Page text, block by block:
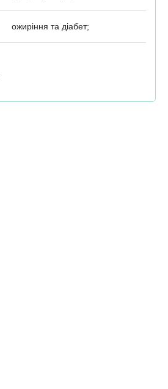
ожиріння та діабет;